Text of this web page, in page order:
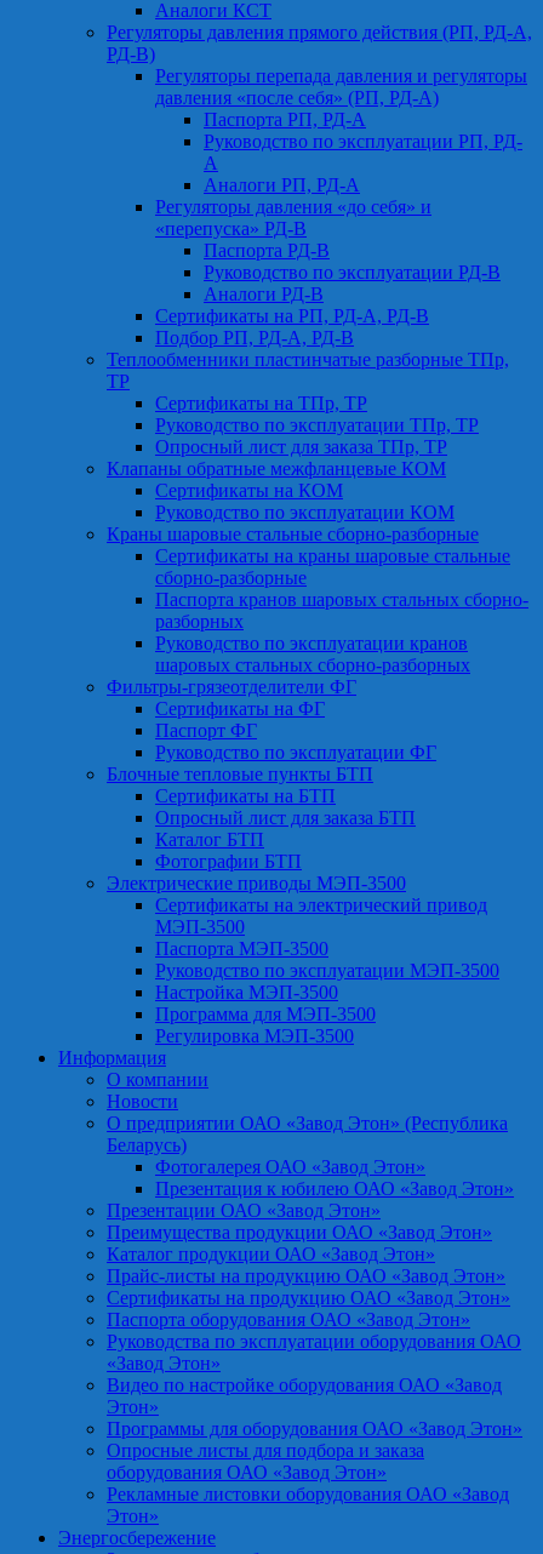
Аналоги КСТ
Регуляторы давления прямого действия (РП, РД-А,
РД-В)
Регуляторы перепада давления и регуляторы
давления «после себя» (РП, РД-А)
Паспорта РП, РД-А
Руководство по эксплуатации РП, РД-
А
Аналоги РП, РД-А
Регуляторы давления «до себя» и
«перепуска» РД-В
Паспорта РД-В
Руководство по эксплуатации РД-В
Аналоги РД-В
Сертификаты на РП, РД-А, РД-В
Подбор РП, РД-А, РД-В
Теплообменники пластинчатые разборные ТПр,
ТР
Сертификаты на ТПр, ТР
Руководство по эксплуатации ТПр, ТР
Опросный лист для заказа ТПр, ТР
Клапаны обратные межфланцевые КОМ
Сертификаты на КОМ
Руководство по эксплуатации КОМ
Краны шаровые стальные сборно-разборные
Сертификаты на краны шаровые стальные
сборно-разборные
Паспорта кранов шаровых стальных сборно-
разборных
Руководство по эксплуатации кранов
шаровых стальных сборно-разборных
Фильтры-грязеотделители ФГ
Сертификаты на ФГ
Паспорт ФГ
Руководство по эксплуатации ФГ
Блочные тепловые пункты БТП
Сертификаты на БТП
Опросный лист для заказа БТП
Каталог БТП
Фотографии БТП
Электрические приводы МЭП-3500
Сертификаты на электрический привод
МЭП-3500
Паспорта МЭП-3500
Руководство по эксплуатации МЭП-3500
Настройка МЭП-3500
Программа для МЭП-3500
Регулировка МЭП-3500
Информация
О компании
Новости
О предприятии ОАО «Завод Этон» (Республика
Беларусь)
Фотогалерея ОАО «Завод Этон»
Презентация к юбилею ОАО «Завод Этон»
Презентации ОАО «Завод Этон»
Преимущества продукции ОАО «Завод Этон»
Каталог продукции ОАО «Завод Этон»
Прайс-листы на продукцию ОАО «Завод Этон»
Сертификаты на продукцию ОАО «Завод Этон»
Паспорта оборудования ОАО «Завод Этон»
Руководства по эксплуатации оборудования ОАО
«Завод Этон»
Видео по настройке оборудования ОАО «Завод
Этон»
Программы для оборудования ОАО «Завод Этон»
Опросные листы для подбора и заказа
оборудования ОАО «Завод Этон»
Рекламные листовки оборудования ОАО «Завод
Этон»
Энергосбережение